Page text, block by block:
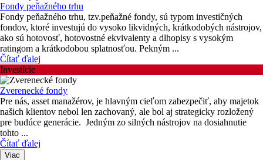
Fondy peňažného trhu
Fondy peňažného trhu, tzv.peňažné fondy, sú typom investičných
fondov, ktoré investujú do vysoko likvidných, krátkodobých nástrojov,
ako sú hotovosť, hotovostné ekvivalenty a dlhopisy s vysokým
ratingom a krátkodobou splatnosťou. Pekným ...
Čítať ďalej
Investície
Zverenecké fondy
Pre nás, asset manažérov, je hlavným cieľom zabezpečiť, aby majetok
našich klientov nebol len zachovaný, ale bol aj strategicky rozložený
pre budúce generácie. Jedným zo silných nástrojov na dosiahnutie
tohto ...
Čítať ďalej
Viac